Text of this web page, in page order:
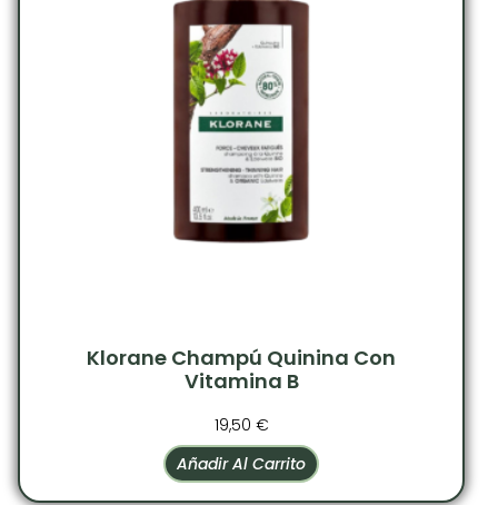
Klorane Champú Quinina Con
Vitamina B
19,50 €
Añadir Al Carrito